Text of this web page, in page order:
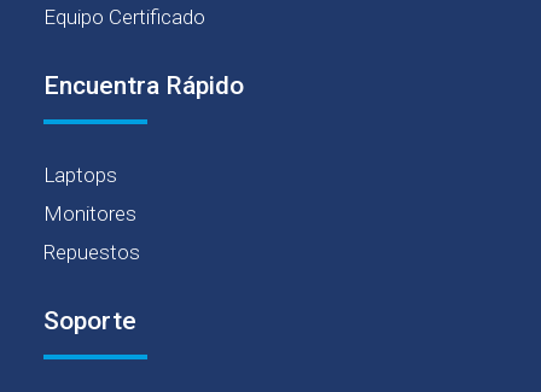
Equipo Certificado
Encuentra Rápido
Laptops
Monitores
Repuestos
Soporte